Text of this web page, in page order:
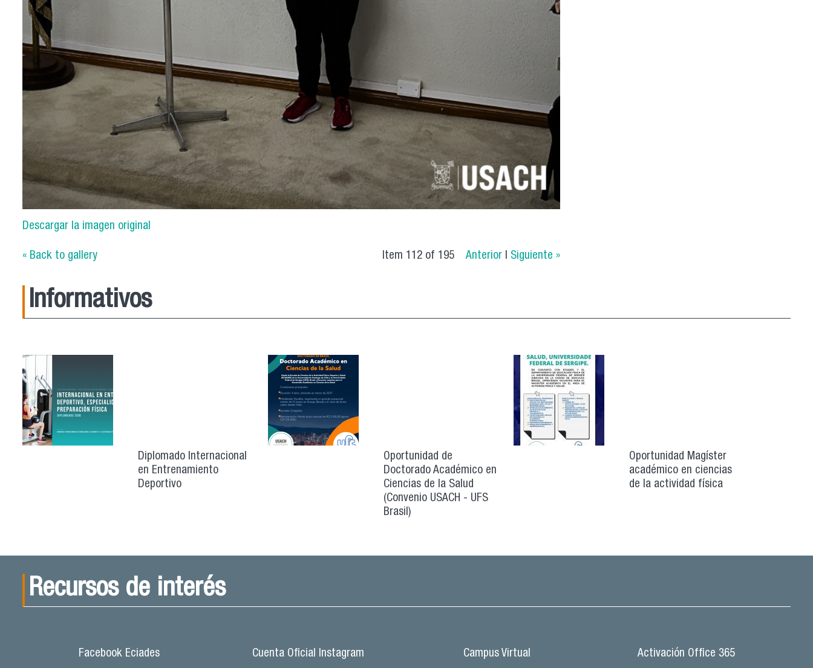
Descargar la imagen original
« Back to gallery Item 112 of 195 Anterior Siguiente »
Informativos
Diplomado Internacional
en Entrenamiento
Deportivo
Oportunidad de
Doctorado Académico en
Ciencias de la Salud
(Convenio USACH - UFS
Brasil)
Oportunidad Magíster
académico en ciencias
de la actividad física
Recursos de interés
Facebook Eciades Cuenta Oficial Instagram Campus Virtual Activación Office 365